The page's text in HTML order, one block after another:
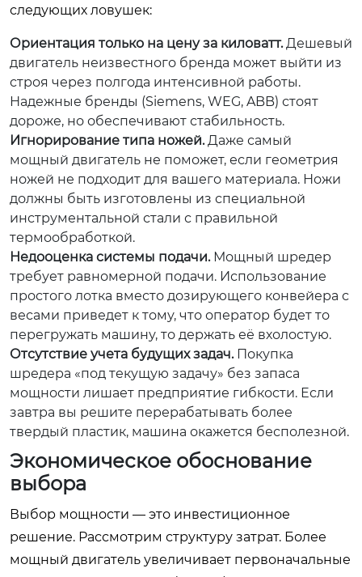
следующих ловушек:
Ориентация только на цену за киловатт.Дешевый
двигатель неизвестного бренда может выйти из
строя через полгода интенсивной работы.
Надежные бренды (Siemens, WEG, ABB) стоят
дороже, но обеспечивают стабильность.
Игнорирование типа ножей.Даже самый
мощный двигатель не поможет, если геометрия
ножей не подходит для вашего материала. Ножи
должны быть изготовлены из специальной
инструментальной стали с правильной
термообработкой.
Недооценка системы подачи.Мощный шредер
требует равномерной подачи. Использование
простого лотка вместо дозирующего конвейера с
весами приведет к тому, что оператор будет то
перегружать машину, то держать её вхолостую.
Отсутствие учета будущих задач.Покупка
шредера «под текущую задачу» без запаса
мощности лишает предприятие гибкости. Если
завтра вы решите перерабатывать более
твердый пластик, машина окажется бесполезной.
Экономическое обоснование
выбора
Выбор мощности — это инвестиционное
решение. Рассмотрим структуру затрат. Более
мощный двигатель увеличивает первоначальные